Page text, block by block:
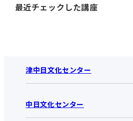
最近チェックした講座
津中日文化センター
津中日文化センターHOME
お知らせ
中日文化センター